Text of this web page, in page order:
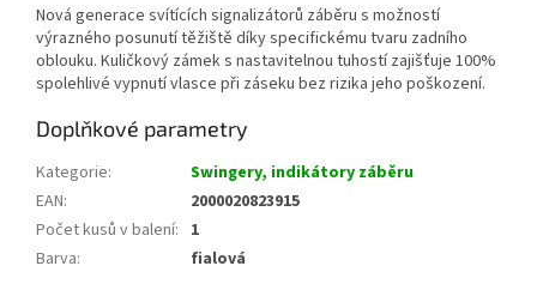
Nová generace svítících signalizátorů záběru s možností
výrazného posunutí těžiště díky specifickému tvaru zadního
oblouku. Kuličkový zámek s nastavitelnou tuhostí zajišťuje 100%
spolehlivé vypnutí vlasce při záseku bez rizika jeho poškození.
Doplňkové parametry
Kategorie:
Swingery, indikátory záběru
EAN:
2000020823915
Počet kusů v balení: 1
Barva: fialová